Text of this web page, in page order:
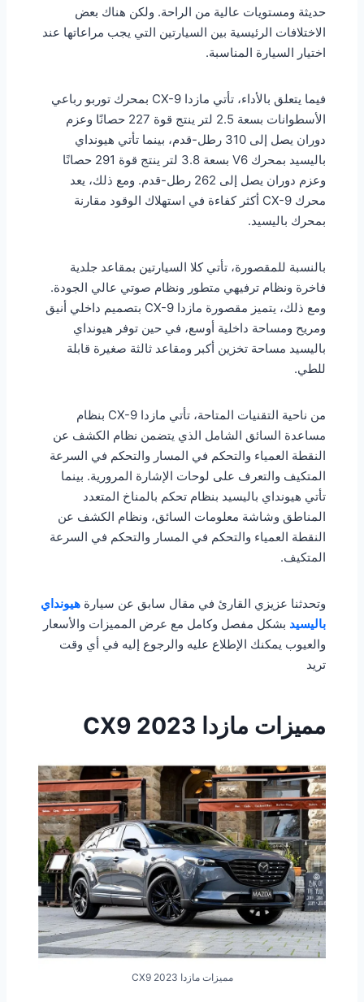
حديثة ومستويات عالية من الراحة. ولكن هناك بعض
الاختلافات الرئيسية بين السيارتين التي يجب مراعاتها عند
اختيار السيارة المناسبة.
فيما يتعلق بالأداء، تأتي مازدا CX-9 بمحرك توربو رباعي
الأسطوانات بسعة 2.5 لتر ينتج قوة 227 حصانًا وعزم
دوران يصل إلى 310 رطل-قدم، بينما تأتي هيونداي
باليسيد بمحرك V6 بسعة 3.8 لتر ينتج قوة 291 حصانًا
وعزم دوران يصل إلى 262 رطل-قدم. ومع ذلك، يعد
محرك CX-9 أكثر كفاءة في استهلاك الوقود مقارنة
بمحرك باليسيد.
بالنسبة للمقصورة، تأتي كلا السيارتين بمقاعد جلدية
فاخرة ونظام ترفيهي متطور ونظام صوتي عالي الجودة.
ومع ذلك، يتميز مقصورة مازدا CX-9 بتصميم داخلي أنيق
ومريح ومساحة داخلية أوسع، في حين توفر هيونداي
باليسيد مساحة تخزين أكبر ومقاعد ثالثة صغيرة قابلة
للطي.
من ناحية التقنيات المتاحة، تأتي مازدا CX-9 بنظام
مساعدة السائق الشامل الذي يتضمن نظام الكشف عن
النقطة العمياء والتحكم في المسار والتحكم في السرعة
المتكيف والتعرف على لوحات الإشارة المرورية. بينما
تأتي هيونداي باليسيد بنظام تحكم بالمناخ المتعدد
المناطق وشاشة معلومات السائق، ونظام الكشف عن
النقطة العمياء والتحكم في المسار والتحكم في السرعة
المتكيف.
وتحدثنا عزيزي القارئ في مقال سابق عن سيارة هيونداي
باليسيد بشكل مفصل وكامل مع عرض المميزات والأسعار
والعيوب يمكنك الإطلاع عليه والرجوع إليه في أي وقت
تريد
مميزات مازدا CX9 2023
مميزات مازدا CX9 2023